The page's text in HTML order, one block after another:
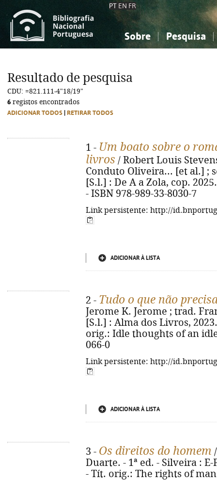
PT EN FR
Sobre Pesquisa
Ciências sociais...
Ciências sociais...
Resultado de pesquisa
CDU: =821.111-4"18/19"
6 registos encontrados
ADICIONAR TODOS RETIRAR TODOS
1 - Um boato sobre o
livros / Robert Louis
Conduto Oliveira... [et al.] ;
[S.l.] : De A a Zola, cop.
- ISBN 978-989-33-8030-7
Link persistente: http://
ADICIONAR À LISTA
2 - Tudo o que não
Jerome K. Jerome ; trad.
[S.l.] : Alma dos Livros,
orig.: Idle thoughts of an
066-0
Link persistente: http://
ADICIONAR À LISTA
3 - Os direitos do homem
Duarte. - 1ª ed. - Silveira :
- Tít. orig.: The rights of